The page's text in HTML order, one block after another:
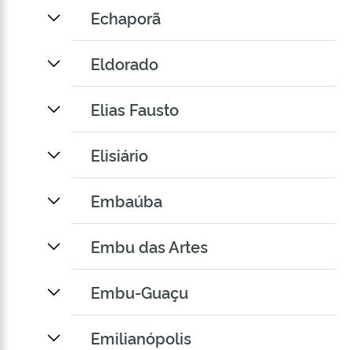
Echaporã
Eldorado
Elias Fausto
Elisiário
Embaúba
Embu das Artes
Embu-Guaçu
Emilianópolis